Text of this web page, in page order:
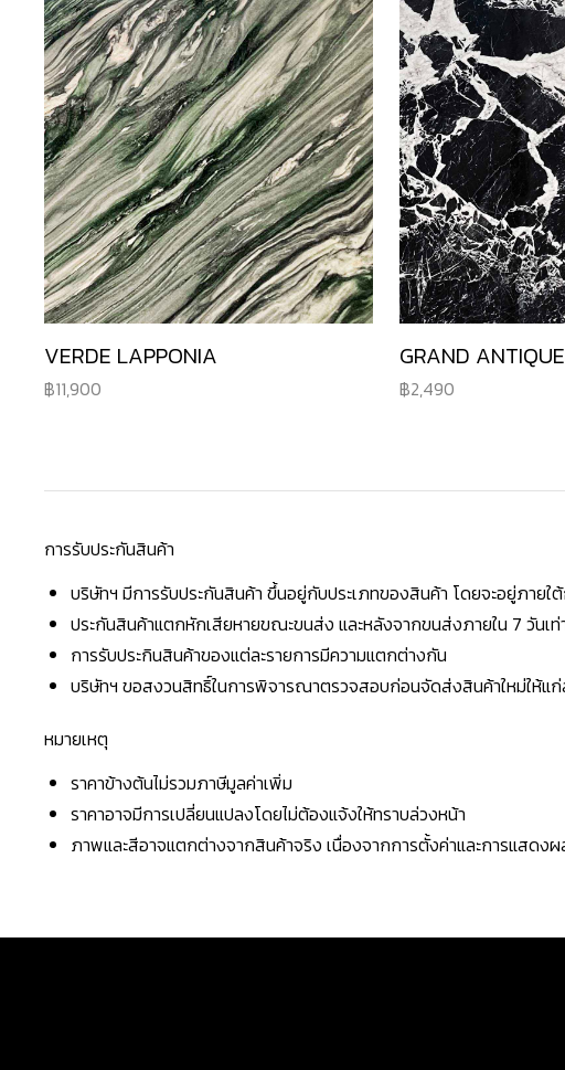
VERDE LAPPONIA
11,900
GRAND ANTIQUE
2,490
การรับประกันสินค้า
บริษัทฯ มีการรับประกันสินค้า ขึ้นอยู่กับประเภทของสินค้า โดยจะอยู่ภาย
ประกันสินค้าแตกหักเสียหายขณะขนส่ง และหลังจากขนส่งภายใน 7 วันเท่
การรับประกินสินค้าของแต่ละรายการมีความแตกต่างกัน
บริษัทฯ ขอสงวนสิทธิ์ในการพิจารณาตรวจสอบก่อนจัดส่งสินค้าใหม่ให้แ
หมายเหตุ
ราคาข้างต้นไม่รวมภาษีมูลค่าเพิ่ม
ราคาอาจมีการเปลี่ยนแปลงโดยไม่ต้องแจ้งให้ทราบล่วงหน้า
ภาพและสีอาจแตกต่างจากสินค้าจริง เนื่องจากการตั้งค่าและการแสดง